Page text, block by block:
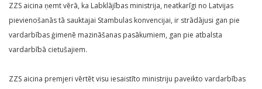
ZZS aicina ņemt vērā, ka Labklājības ministrija, neatkarīgi no Latvijas
pievienošanās tā sauktajai Stambulas konvencijai, ir strādājusi gan pie
vardarbības ģimenē mazināšanas pasākumiem, gan pie atbalsta
vardarbībā cietušajiem.
ZZS aicina premjeri vērtēt visu iesaistīto ministriju paveikto vardarbības